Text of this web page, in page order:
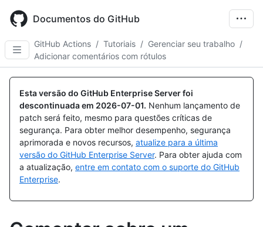
main
content
Documentos do GitHub
GitHub Actions / Tutoriais / Gerenciar seu trabalho /
Adicionar comentários com rótulos
Esta versão do GitHub Enterprise Server foi
descontinuada em 2026-07-01. Nenhum lançamento de
patch será feito, mesmo para questões críticas de
segurança. Para obter melhor desempenho, segurança
aprimorada e novos recursos, atualize para a última
versão do GitHub Enterprise Server. Para obter ajuda com
a atualização, entre em contato com o suporte do GitHub
Enterprise.